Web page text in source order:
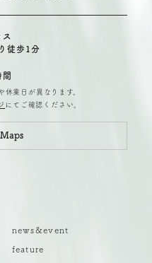
ス
徒歩1分
間
休業日が異なります。
にてご確認ください。
news&event
feature